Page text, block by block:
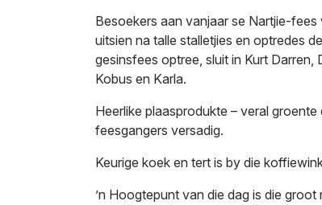
Besoekers aan vanjaar se Nartjie-
uitsien na talle stalletjies en optredes
gesinsfees optree, sluit in Kurt
Kobus en Karla.
Heerlike plaasprodukte – veral
feesgangers versadig.
Keurige koek en tert is by die
’n Hoogtepunt van die dag is die